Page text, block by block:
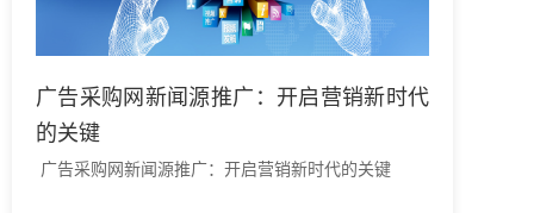
广告采购网新闻源推广：开启营销新时代
的关键
广告采购网新闻源推广：开启营销新时代的关键